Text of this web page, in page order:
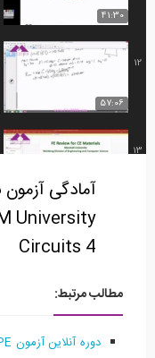
41:30
12
57:06
13
Circuits 4
مطالب مرتبط: